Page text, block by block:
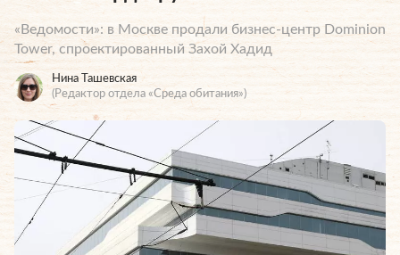
«Ведомости»: в Москве продали бизнес-центр Dominion
Tower, спроектированный Захой Хадид
Нина Ташевская
(Редактор отдела «Среда обитания»)